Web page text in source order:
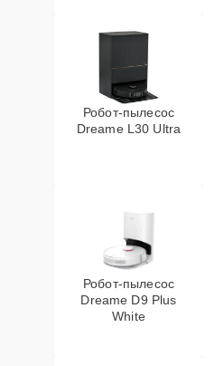
Робот-пылесос
Dreame L30 Ultra
Робот-пылесос
Dreame D9 Plus
White